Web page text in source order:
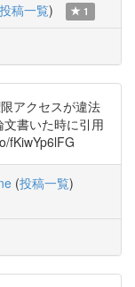
投稿一覧) 1
アクセスが違法
書いた時に引用
fKiwYp6lFG
(投稿一覧)